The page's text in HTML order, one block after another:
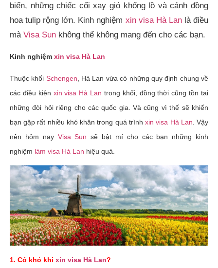
biển, những chiếc cối xay gió khổng lồ và cánh đồng
hoa tulip rộng lớn. Kinh nghiệm xin visa Hà Lanlà điều
mà Visa Sun không thể không mang đến cho các bạn.
Kinh nghiệm xin visa Hà Lan
Thuộc khối Schengen , Hà Lan vừa có những quy định chung về
các điều kiện xin visa Hà Lan trong khối, đồng thời cũng tồn tại
những đòi hỏi riêng cho các quốc gia. Và cũng vì thế sẽ khiến
bạn gặp rất nhiều khó khăn trong quá trìnhxin visa Hà Lan . Vậy
nên hôm nay Visa Sun sẽ bật mí cho các bạn những kinh
nghiệm làm visa Hà Lan hiệu quả.
1. Có khó khi xin visa Hà Lan?